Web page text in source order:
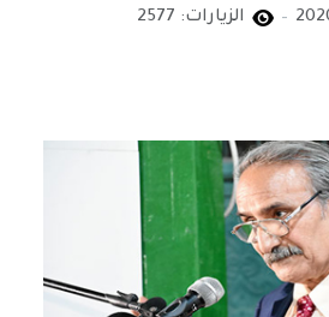
الزيارات: 2577